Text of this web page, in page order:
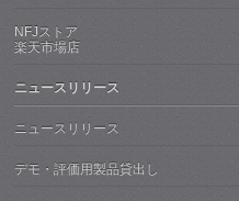
NFJストア
楽天市場店
ニュースリリース
ニュースリリース
デモ・評価用製品貸出し